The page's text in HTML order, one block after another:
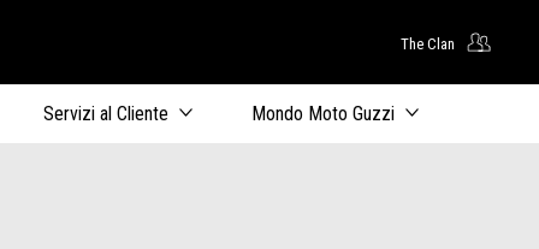
The Clan
Servizi al Cliente Mondo Moto Guzzi